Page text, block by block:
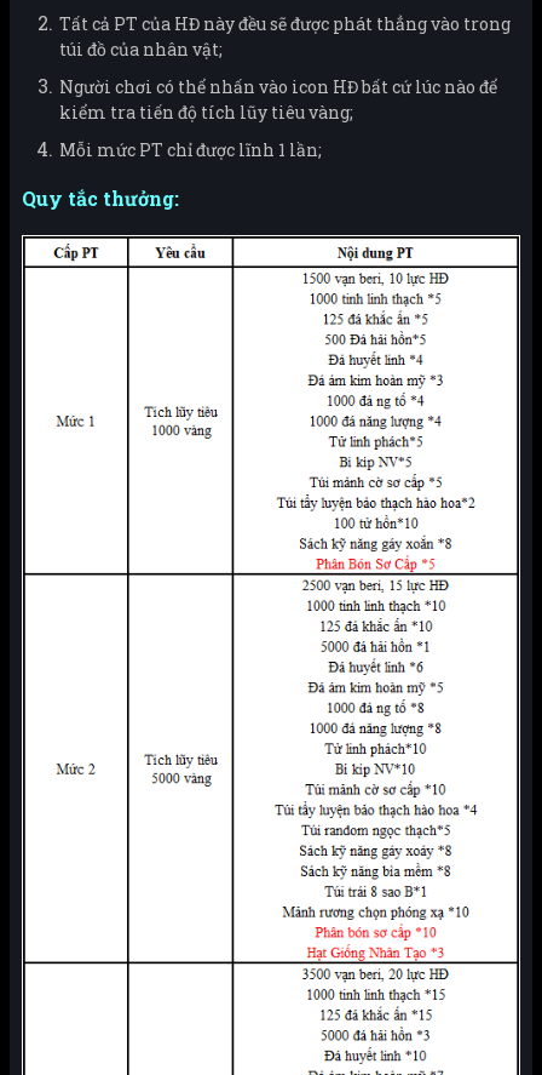
Tất cả PT của HĐ này đều sẽ được phát thẳng vào trong
túi đồ của nhân vật;
Người chơi có thể nhấn vào icon HĐ bất cứ lúc nào để
kiểm tra tiến độ tích lũy tiêu vàng;
Mỗi mức PT chỉ được lĩnh 1 lần;
Quy tắc thưởng: